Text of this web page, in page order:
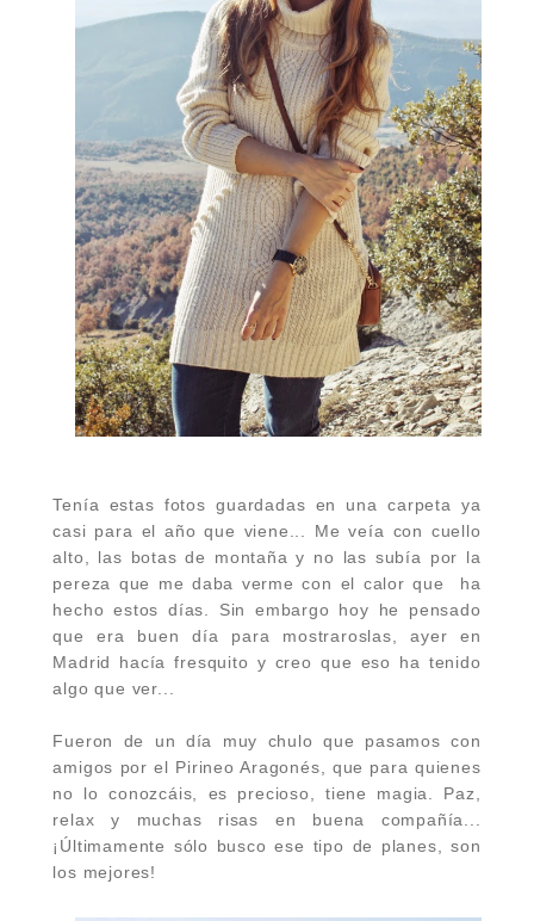
Tenía estas fotos guardadas en una carpeta ya
casi para el año que viene... Me veía con cuello
alto, las botas de montaña y no las subía por la
pereza que me daba verme con el calor que ha
hecho estos días. Sin embargo hoy he pensado
que era buen día para mostraroslas, ayer en
Madrid hacía fresquito y creo que eso ha tenido
algo que ver...
Fueron de un día muy chulo que pasamos con
amigos por el Pirineo Aragonés, que para quienes
no lo conozcáis, es precioso, tiene magia. Paz,
relax y muchas risas en buena compañía...
¡Últimamente sólo busco ese tipo de planes, son
los mejores!